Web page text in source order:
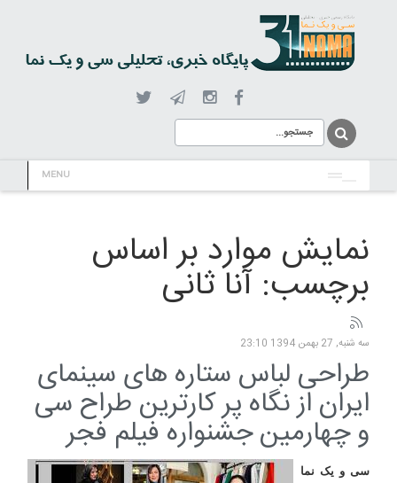
MENU
نمایش موارد بر اساس
برچسب: آنا ثانی
سه شنبه, 27 بهمن 1394 23:10
طراحی لباس ستاره های سینمای
ایران از نگاه پر کارترین طراح سی
و چهارمین جشنواره فیلم فجر
سی و یک نما